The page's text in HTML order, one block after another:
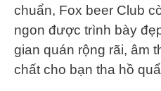
chuẩn, Fox beer Club
ngon được trình bày
gian quán rộng rãi, âm
chất cho bạn tha hồ